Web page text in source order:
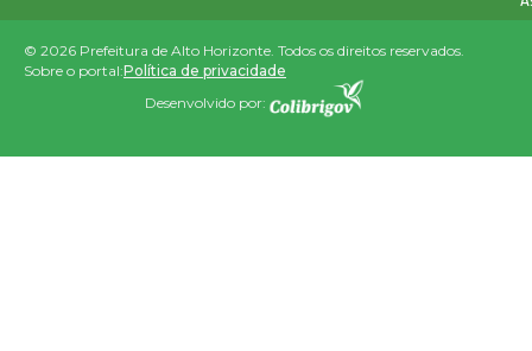
© 2026 Prefeitura de Alto Horizonte. Todos os direitos reservados.
Sobre o portal:Política de privacidade
Desenvolvido por: